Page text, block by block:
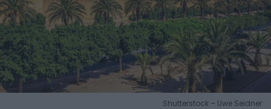
Shutterstock – Uwe Seidner